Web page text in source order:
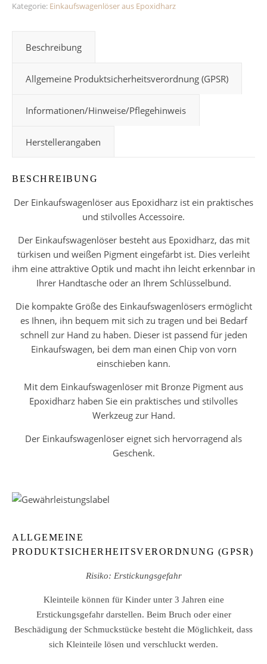
Kategorie: Einkaufswagenlöser aus Epoxidharz
Beschreibung
Allgemeine Produktsicherheitsverordnung (GPSR)
Informationen/Hinweise/Pflegehinweis
Herstellerangaben
BESCHREIBUNG
Der Einkaufswagenlöser aus Epoxidharz ist ein praktisches
und stilvolles Accessoire.
Der Einkaufswagenlöser besteht aus Epoxidharz, das mit
türkisen und weißen Pigment eingefärbt ist. Dies verleiht
ihm eine attraktive Optik und macht ihn leicht erkennbar in
Ihrer Handtasche oder an Ihrem Schlüsselbund.
Die kompakte Größe des Einkaufswagenlösers ermöglicht
es Ihnen, ihn bequem mit sich zu tragen und bei Bedarf
schnell zur Hand zu haben. Dieser ist passend für jeden
Einkaufswagen, bei dem man einen Chip von vorn
einschieben kann.
Mit dem Einkaufswagenlöser mit Bronze Pigment aus
Epoxidharz haben Sie ein praktisches und stilvolles
Werkzeug zur Hand.
Der Einkaufswagenlöser eignet sich hervorragend als
Geschenk.
ALLGEMEINE
PRODUKTSICHERHEITSVERORDNUNG (GPSR)
Risiko: Erstickungsgefahr
Kleinteile können für Kinder unter 3 Jahren eine
Erstickungsgefahr darstellen. Beim Bruch oder einer
Beschädigung der Schmuckstücke besteht die Möglichkeit, dass
sich Kleinteile lösen und verschluckt werden.